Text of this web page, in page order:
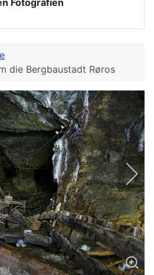
Fotografien
die Bergbaustadt Røros